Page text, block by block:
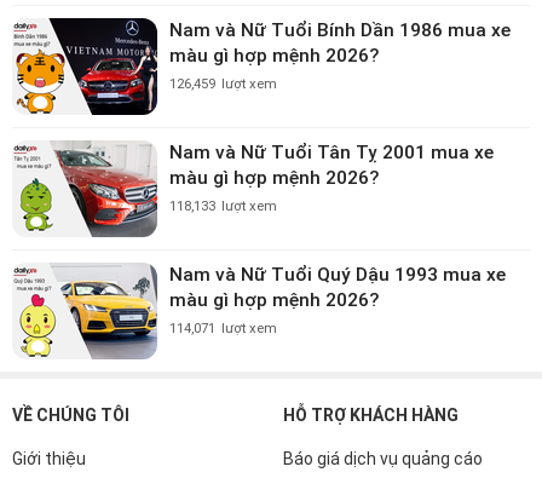
Nam và Nữ Tuổi Bính Dần 1986 mua xe
màu gì hợp mệnh 2026?
126,459 lượt xem
Nam và Nữ Tuổi Tân Tỵ 2001 mua xe
màu gì hợp mệnh 2026?
118,133 lượt xem
Nam và Nữ Tuổi Quý Dậu 1993 mua xe
màu gì hợp mệnh 2026?
114,071 lượt xem
VỀ CHÚNG TÔI
Giới thiệu
HỖ TRỢ KHÁCH HÀNG
Báo giá dịch vụ quảng cáo